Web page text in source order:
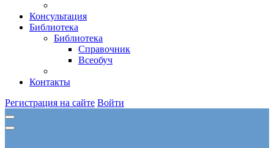
Консультация
Библиотека
Библиотека
Справочник
Всеобуч
Контакты
Регистрация на сайте Войти